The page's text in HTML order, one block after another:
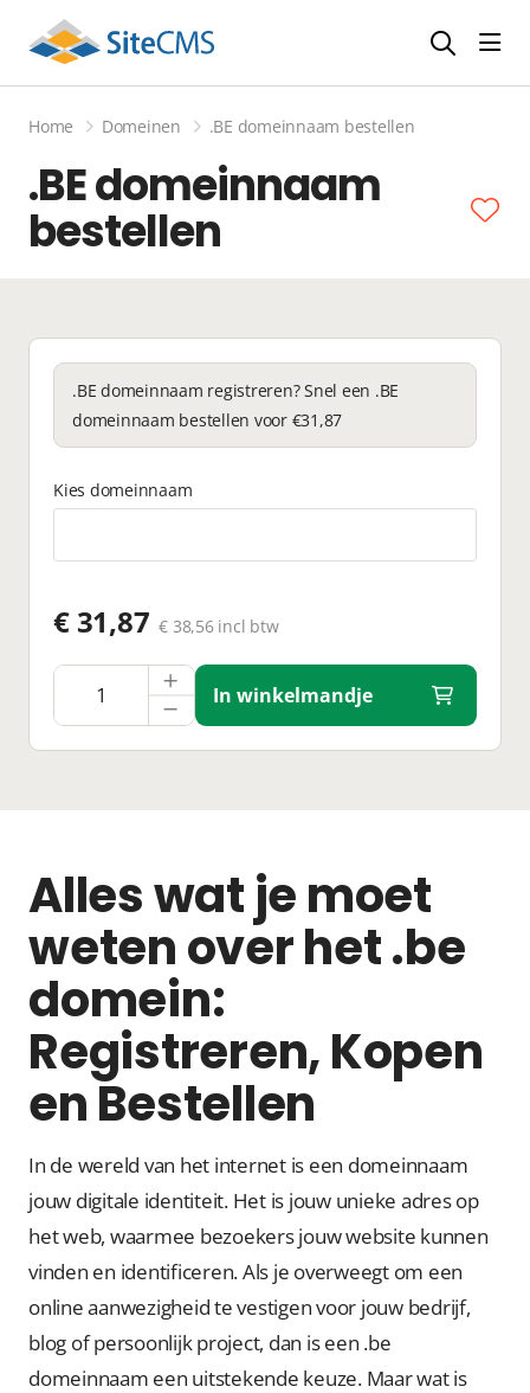
Home Domeinen .BE domeinnaam bestellen
.BE domeinnaam
bestellen
.BE domeinnaam registreren? Snel een .BE
domeinnaam bestellen voor €31,87
Kies domeinnaam
€ 31,87 € 38,56 incl btw
In winkelmandje
Alles wat je moet
weten over het .be
domein:
Registreren, Kopen
en Bestellen
In de wereld van het internet is een domeinnaam
jouw digitale identiteit. Het is jouw unieke adres op
het web, waarmee bezoekers jouw website kunnen
vinden en identificeren. Als je overweegt om een
online aanwezigheid te vestigen voor jouw bedrijf,
blog of persoonlijk project, dan is een .be
domeinnaam een uitstekende keuze. Maar wat is